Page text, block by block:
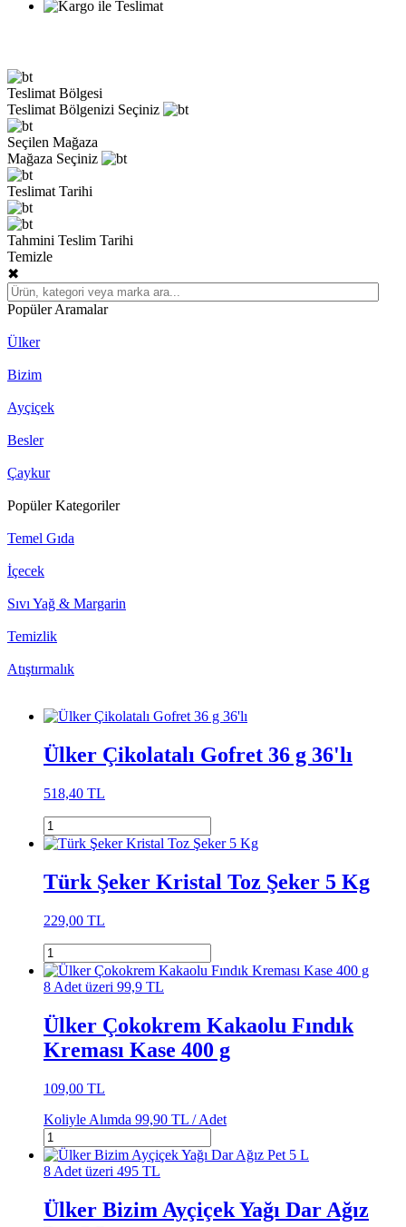
Teslimat Bölgesi
Teslimat Bölgenizi Seçiniz
Seçilen Mağaza
Mağaza Seçiniz
Teslimat Tarihi
Tahmini Teslim Tarihi
Temizle
✖
Popüler Aramalar
Ülker
Bizim
Ayçiçek
Besler
Çaykur
Popüler Kategoriler
Temel Gıda
İçecek
Sıvı Yağ & Margarin
Temizlik
Atıştırmalık
Ülker Çikolatalı Gofret 36 g 36'lı
518,40 TL
Türk Şeker Kristal Toz Şeker 5 Kg
229,00 TL
8 Adet üzeri 99,9 TL
Ülker Çokokrem Kakaolu Fındık
Kreması Kase 400 g
109,00 TL
Koliyle Alımda 99,90 TL /Adet
8 Adet üzeri 495 TL
Ülker Bizim Ayçiçek Yağı Dar Ağız